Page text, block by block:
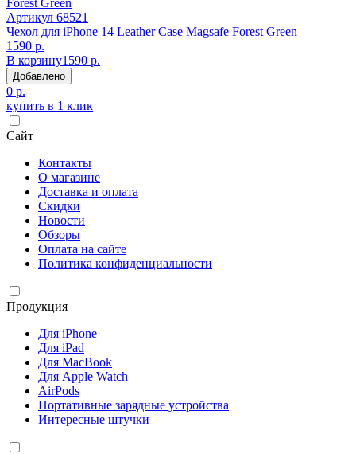
Артикул 68521
Чехол для iPhone 14 Leather Case Magsafe Forest Green
1590 р.
В корзину1590 р.
Добавлено
0 р.
купить в 1 клик
Сайт
Контакты
О магазине
Доставка и оплата
Скидки
Новости
Обзоры
Оплата на сайте
Политика конфиденциальности
Продукция
Для iPhone
Для iPad
Для MacBook
Для Apple Watch
AirPods
Портативные зарядные устройства
Интересные штучки